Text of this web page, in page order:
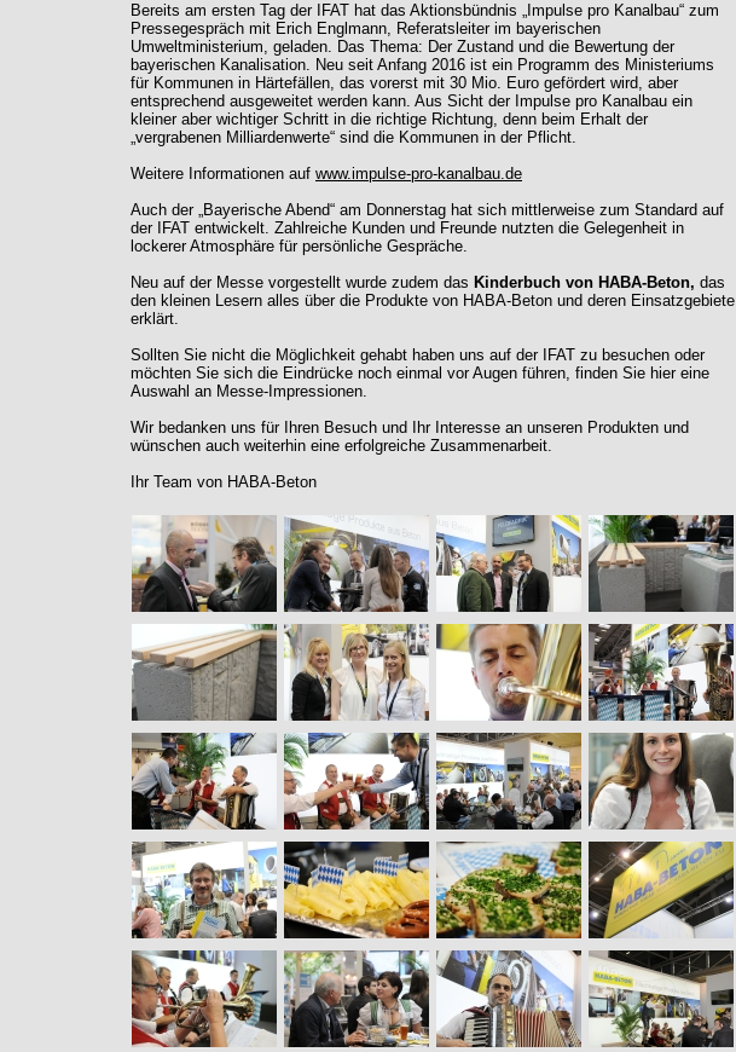
Bereits am ersten Tag der IFAT hat das Aktionsbündnis „Impulse pro Kanalbau“ zum
Pressegespräch mit Erich Englmann, Referatsleiter im bayerischen
Umweltministerium, geladen. Das Thema: Der Zustand und die Bewertung der
bayerischen Kanalisation. Neu seit Anfang 2016 ist ein Programm des Ministeriums
für Kommunen in Härtefällen, das vorerst mit 30 Mio. Euro gefördert wird, aber
entsprechend ausgeweitet werden kann. Aus Sicht der Impulse pro Kanalbau ein
kleiner aber wichtiger Schritt in die richtige Richtung, denn beim Erhalt der
„vergrabenen Milliardenwerte“ sind die Kommunen in der Pflicht.
Weitere Informationen auf www.impulse-pro-kanalbau.de
Auch der „Bayerische Abend“ am Donnerstag hat sich mittlerweise zum Standard auf
der IFAT entwickelt. Zahlreiche Kunden und Freunde nutzten die Gelegenheit in
lockerer Atmosphäre für persönliche Gespräche.
Neu auf der Messe vorgestellt wurde zudem das Kinderbuch von HABA-Beton, das
den kleinen Lesern alles über die Produkte von HABA-Beton und deren Einsatzgebiete
erklärt.
Sollten Sie nicht die Möglichkeit gehabt haben uns auf der IFAT zu besuchen oder
möchten Sie sich die Eindrücke noch einmal vor Augen führen, finden Sie hier eine
Auswahl an Messe-Impressionen.
Wir bedanken uns für Ihren Besuch und Ihr Interesse an unseren Produkten und
wünschen auch weiterhin eine erfolgreiche Zusammenarbeit.
Ihr Team von HABA-Beton